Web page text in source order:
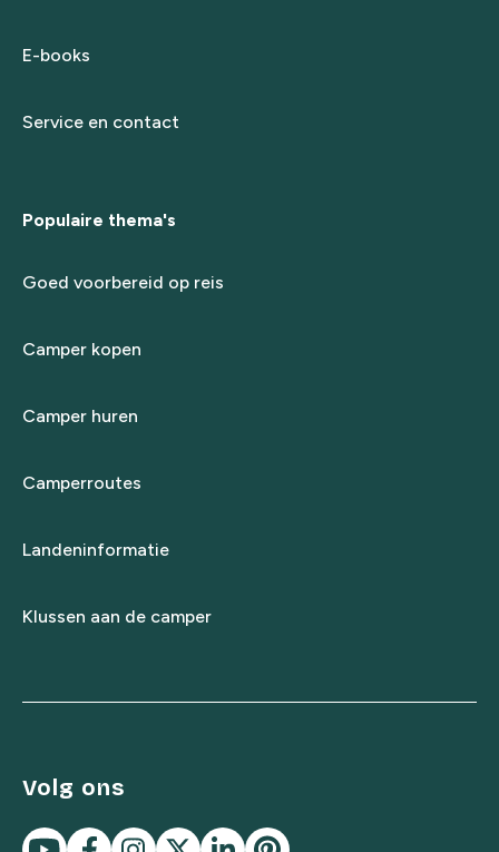
E-books
Service en contact
Populaire thema's
Goed voorbereid op reis
Camper kopen
Camper huren
Camperroutes
Landeninformatie
Klussen aan de camper
Volg ons